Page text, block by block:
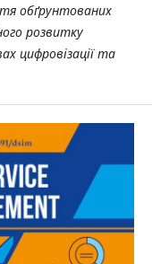
обґрунтованих
розвитку
цифровізації та